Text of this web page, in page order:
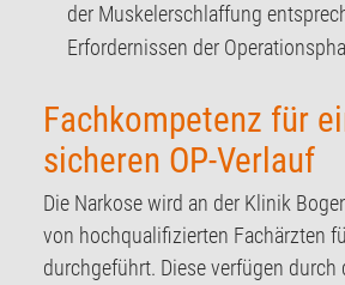
der Muskelerschlaffung
Erfordernissen der
Fachkompetenz für
sicheren OP-Verlauf
Die Narkose wird an der Klinik
von hochqualifizierten Fachärzten
durchgeführt. Diese verfügen durch